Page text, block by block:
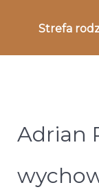
Strefa
Adrian